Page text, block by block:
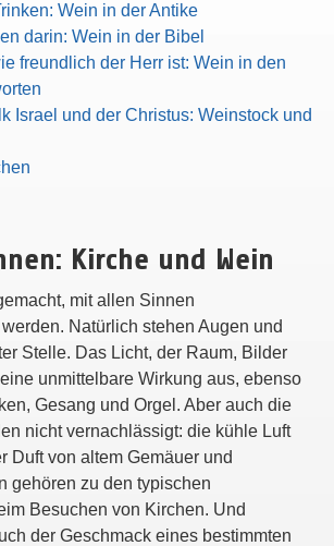
Wein in der Antike
darin: Wein in der Bibel
freundlich der Herr ist: Wein in den
Israel und der Christus: Weinstock und
Kirche und Wein
mit allen Sinnen
Natürlich stehen Augen und
Stelle. Das Licht, der Raum, Bilder
unmittelbare Wirkung aus, ebenso
Gesang und Orgel. Aber auch die
nicht vernachlässigt: die kühle Luft
Duft von altem Gemäuer und
gehören zu den typischen
Besuchen von Kirchen. Und
der Geschmack eines bestimmten